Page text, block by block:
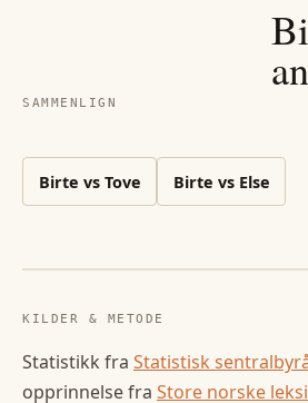
SAMMENLIGN
Birte vs Tove Birte vs Else
KILDER & METODE
Statistikk fra Statistisk
opprinnelse fra Store norske